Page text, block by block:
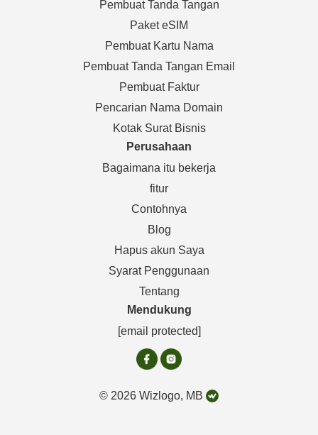
Pembuat Tanda Tangan
Paket eSIM
Pembuat Kartu Nama
Pembuat Tanda Tangan Email
Pembuat Faktur
Pencarian Nama Domain
Kotak Surat Bisnis
Perusahaan
Bagaimana itu bekerja
fitur
Contohnya
Blog
Hapus akun Saya
Syarat Penggunaan
Tentang
Mendukung
[email protected]
© 2026 Wizlogo, MB